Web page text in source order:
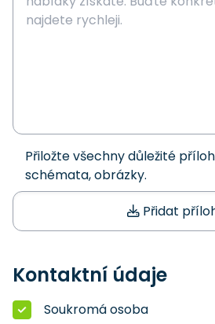
Přiložte všechny důležité
schémata, obrázky.
Přidat
Kontaktní údaje
Soukromá osoba